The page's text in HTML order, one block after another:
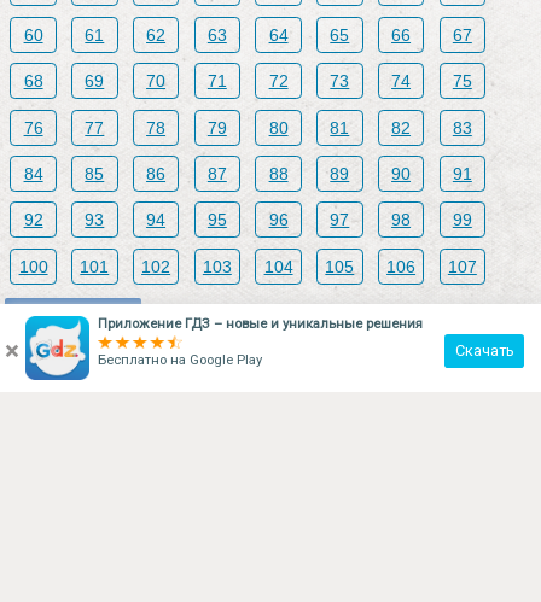
60 61 62 63 64 65 66 67
68 69 70 71 72 73 74 75
76 77 78 79 80 81 82 83
84 85 86 87 88 89 90 91
92 93 94 95 96 97 98 99
100 101 102 103 104 105 106 107
×
Приложение ГДЗ – новые и уникальные решения
Бесплатно на Google Play
Скачать
Поделиться